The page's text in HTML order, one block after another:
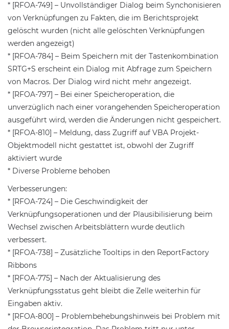
* [RFOA-749] – Unvollständiger Dialog beim Synchonisieren
von Verknüpfungen zu Fakten, die im Berichtsprojekt
gelöscht wurden (nicht alle gelöschten Verknüpfungen
werden angezeigt)
* [RFOA-784] – Beim Speichern mit der Tastenkombination
SRTG+S erscheint ein Dialog mit Abfrage zum Speichern
von Macros. Der Dialog wird nicht mehr angezeigt.
* [RFOA-797] – Bei einer Speicheroperation, die
unverzüglich nach einer vorangehenden Speicheroperation
ausgeführt wird, werden die Änderungen nicht gespeichert.
* [RFOA-810] – Meldung, dass Zugriff auf VBA Projekt-
Objektmodell nicht gestattet ist, obwohl der Zugriff
aktiviert wurde
* Diverse Probleme behoben
Verbesserungen:
* [RFOA-724] – Die Geschwindigkeit der
Verknüpfungsoperationen und der Plausibilisierung beim
Wechsel zwischen Arbeitsblättern wurde deutlich
verbessert.
* [RFOA-738] – Zusätzliche Tooltips in den ReportFactory
Ribbons
* [RFOA-775] – Nach der Aktualisierung des
Verknüpfungsstatus geht bleibt die Zelle weiterhin für
Eingaben aktiv.
* [RFOA-800] – Problembehebungshinweis bei Problem mit